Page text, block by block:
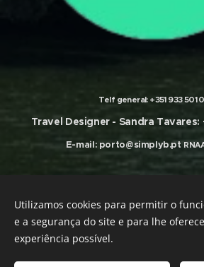
Telf general: +351 933 501
Travel Designer - Sandra Tavares:
E-mail: porto@simplyb.pt
Desarrollado por
Utilizamos cookies para permitir o
e a segurança do site e para lhe
experiência possível.